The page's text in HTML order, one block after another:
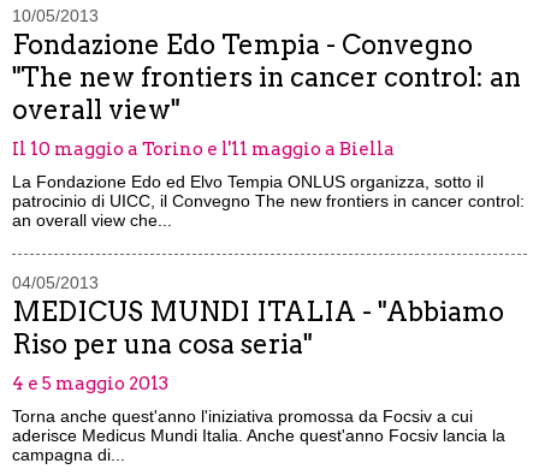
10/05/2013
Fondazione Edo Tempia - Convegno
"The new frontiers in cancer control: an
overall view"
Il 10 maggio a Torino e l'11 maggio a Biella
La Fondazione Edo ed Elvo Tempia ONLUS organizza, sotto il
patrocinio di UICC, il Convegno The new frontiers in cancer control:
an overall view che...
04/05/2013
MEDICUS MUNDI ITALIA - "Abbiamo
Riso per una cosa seria"
4 e 5 maggio 2013
Torna anche quest'anno l'iniziativa promossa da Focsiv a cui
aderisce Medicus Mundi Italia. Anche quest'anno Focsiv lancia la
campagna di...